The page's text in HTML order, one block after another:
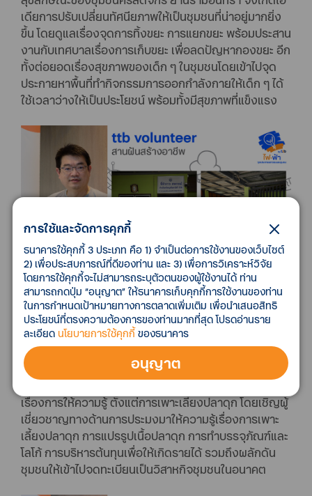
เดียการปรับเปลี่ยนทัศนียภาพให้เป็นชุมชนที่น่าอยู่มากยิ่ง
ขึ้น โดยดูแลเรื่องจุดการทิ้งขยะ การแยกขยะ พร้อมประสาน
งานกับเทศบาลเรื่องการเก็บขยะ เพื่อลดปัญหากองขยะ อีก
ทั้งต่อยอดเรื่องสุขภาพของเด็ก ๆ ในชุมชนโดยเข้าไปจุด
ประกายหาพื้นที่ทำกิจกรรมการออกกำลังกายให้เด็ก ๆ ได้
ใช้เวลาว่างให้เป็นประโยชน์ พร้อมทั้งมีสุขภาพที่แข็งแรง
นายสุชัย จรีอาภาภรณ์ หรือพี่เส็ง อาสาสมัครทีทีบี
โครงการ “สานฝัน สร้างอาชีพ บ้านประชารัฐไทยมุสลิม
สามัคคี”เป็นโครงการที่เข้าไปช่วยเหลือชุมชนด้านการ
สร้างงานสร้างอาชีพเสริม ให้กับชุมชนมุสลิมอิสลาม
สามัคคี รวมกว่า 98 ครัวเรือน ด้วยอาชีพการเพาะเลี้ยง
เรื่องการให้ความรู้ ตั้งแต่การเพาะเลี้ยงปลาดุก โดยเชิญผู้
เชี่ยวชาญทางด้านการประมงมาให้ความรู้เรื่องการเพาะ
เลี้ยงปลาดุก การแปรรูปเนื้อปลาดุก การทำบรรจุภัณฑ์และ
โลโก้ การบริหารต้นทุนเพื่อให้เกิดรายได้ รวมถึงผลักดัน
ชุมชนให้เข้าไปจดทะเบียนเป็นวิสาหกิจชุมชนในอนาคต
การใช้และจัดการคุกกี้
ธนาคารใช้คุกกี้ 3 ประเภท คือ 1) จำเป็นต่อการใช้งานของเว็บไซต์
2) เพื่อประสบการณ์ที่ดีของท่าน และ 3) เพื่อการวิเคราะห์วิจัย
โดยการใช้คุกกี้จะไม่สามารถระบุตัวตนของผู้ใช้งานได้ ท่าน
สามารถกดปุ่ม “อนุญาต” ให้ธนาคารเก็บคุกกี้การใช้งานของท่าน
ในการกำหนดเป้าหมายทางการตลาดเพิ่มเติม เพื่อนำเสนอสิทธิ
ประโยชน์ที่ตรงความต้องการของท่านมากที่สุด โปรดอ่านราย
ละเอียด นโยบายการใช้คุกกี้ ของธนาคาร
อนุญาต